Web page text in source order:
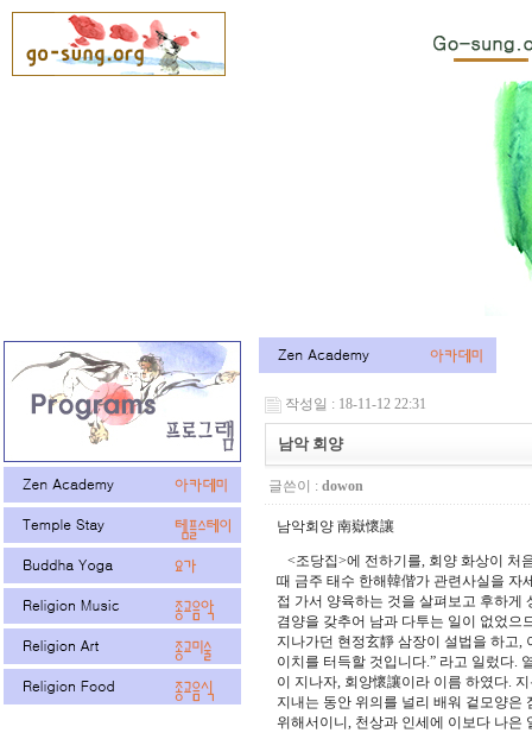
작성일 : 18-11-12 22:31
남악 회양
글쓴이 : dowon
남악회양 南嶽懷讓
<조당집>에 전하기를, 회양 화상이 처
때 금주 태수 한해韓偕가 관련사실을 자
접 가서 양육하는 것을 살펴보고 후하게
겸양을 갖추어 남과 다투는 일이 없었으
지나가던 현정玄靜 삼장이 설법을 하고,
이치를 터득할 것입니다.” 라고 일렀다.
이 지나자, 회양懷讓이라 이름 하였다.
지내는 동안 위의를 널리 배워 겉모양은
위해서이니, 천상과 인세에 이보다 나은